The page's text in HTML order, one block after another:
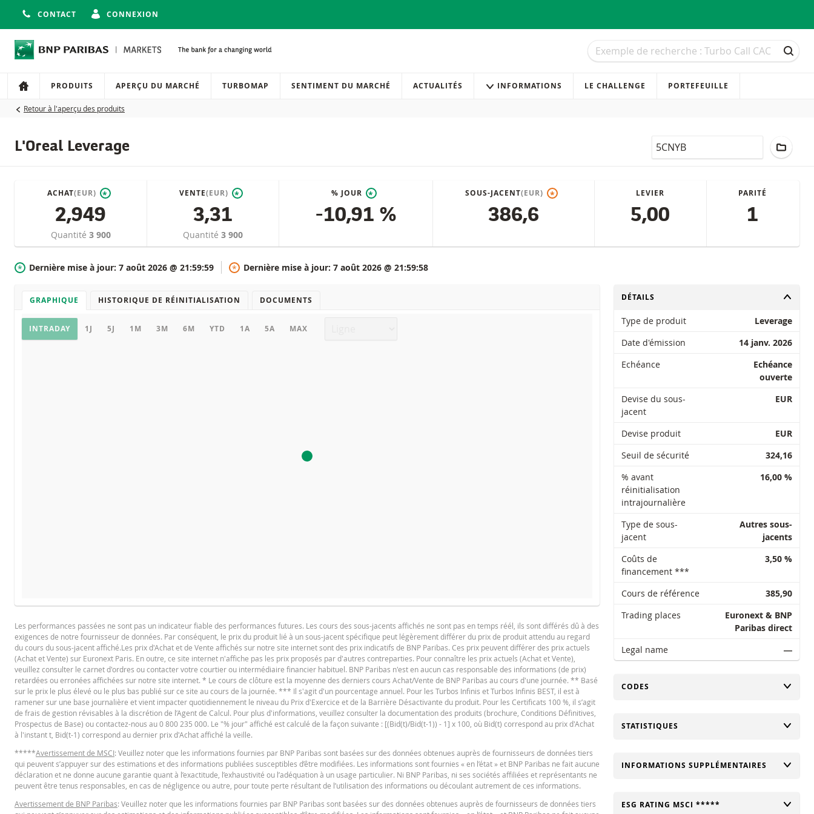
CONTACT CONNEXION
Recherche
Recherche
Navigation
Navigation sur le site
PRODUITS APERÇU DU MARCHÉ TURBOMAP SENTIMENT DU MARCHÉ ACTUALITÉS INFORMATIONS LE CHALLENGE PORTEFEUILLE
Retour à l'aperçu des produits
L'Oreal Leverage LocalCode
ACHAT(EUR) *
2,949
Quantité 3 900
VENTE(EUR) *
3,31
Quantité 3 900
% JOUR *
-10,91 %
SOUS-JACENT(EUR) *
386,6
LEVIER
5,00
PARITÉ
1
* Dernière mise à jour: 7 août 2026 @ 21:59:59 * Dernière mise à jour: 7 août 2026 @ 21:59:58
GRAPHIQUE HISTORIQUE DE RÉINITIALISATION DOCUMENTS
Graphique
INTRADAY 1J 5J 1M 3M 6M YTD 1A 5A MAX
DATE TYPE DE RÉINITIALISATION PRIX DU PRODUIT SEUIL DE SÉCURITÉ
7 août 2026 18:36 journalière 2,89
7 août 2026 17:51
journalière 2,89 324,156
6 août 2026 18:35
journalière 3,07
6 août 2026 17:52
journalière 3,07 327,936
5 août 2026 18:35
journalière 3,01
5 août 2026 17:51
journalière 3,01 326,424
4 août 2026 18:36
journalière 2,97
4 août 2026 17:51
journalière 2,97 325,5
3 août 2026 18:35
journalière 3,06
31 juil. 2026 18:37
journalière 2,96 325,038
FINAL TERMS
Français (France) PDF
CONDITIONS DÉFINITIVES RÉSUMÉ
Français (France) PDF
KEY INFORMATION DOCUMENTS
Les performances passées ne sont pas un indicateur fiable des performances futures. Les cours des sous-jacents affichés ne sont pas en temps réél, ils sont différés dû à des
exigences de notre fournisseur de données. Par conséquent, le prix du produit lié à un sous-jacent spécifique peut légèrement différer du prix de produit attendu au regard
du cours du sous-jacent affiché.Les prix d'Achat et de Vente affichés sur notre site internet sont des prix indicatifs de BNP Paribas. Ces prix peuvent différer des prix actuels
(Achat et Vente) sur Euronext Paris. En outre, ce site internet n'affiche pas les prix proposés par d'autres contreparties. Pour connaître les prix actuels (Achat et Vente),
veuillez consulter le carnet d'ordres ou contacter votre courtier ou intermédiaire financier habituel. BNP Paribas n'est en aucun cas responsable des informations (de prix)
retardées ou erronées affichées sur notre site internet. * Le cours de clôture est la moyenne des derniers cours Achat/Vente de BNP Paribas au cours d'une journée. ** Basé
sur le prix le plus élevé ou le plus bas publié sur ce site au cours de la journée. *** Il s'agit d'un pourcentage annuel. Pour les Turbos Infinis et Turbos Infinis BEST, il est à
ramener sur une base journalière et vient impacter quotidiennement le niveau du Prix d'Exercice et de la Barrière Désactivante du produit. Pour les Certificats 100 %, il s’agit
de frais de gestion révisables à la discrétion de l’Agent de Calcul. Pour plus d'informations, veuillez consulter la documentation des produits (brochure, Conditions Définitives,
Prospectus de Base) ou contactez-nous au 0 800 235 000. Le "% jour" affiché est calculé de la façon suivante : [(Bid(t)/Bid(t-1)) - 1] x 100, où Bid(t) correspond au prix d'Achat
à l'instant t, Bid(t-1) correspond au dernier prix d'Achat affiché la veille.
*****Avertissement de MSCI: Veuillez noter que les informations fournies par BNP Paribas sont basées sur des données obtenues auprès de fournisseurs de données tiers
qui peuvent s’appuyer sur des estimations et des informations publiées susceptibles d’être modifiées. Les informations sont fournies « en l’état » et BNP Paribas ne fait aucune
déclaration et ne donne aucune garantie quant à l’exactitude, l’exhaustivité ou l’adéquation à un usage particulier. Ni BNP Paribas, ni ses sociétés affiliées et représentants ne
peuvent être tenus responsables, en cas de négligence ou autre, pour toute perte résultant de l’utilisation des informations ou découlant autrement de ces informations.
Avertissement de BNP Paribas: Veuillez noter que les informations fournies par BNP Paribas sont basées sur des données obtenues auprès de fournisseurs de données tiers
CHANGER
DÉTAILS
Type de produit
Leverage
Date d'émission
14 janv. 2026
Echéance
Echéance
ouverte
Devise du sous-
jacent
EUR
Devise produit
EUR
Seuil de sécurité
324,16
% avant
réinitialisation
intrajournalière
16,00 %
Type de sous-
jacent
Autres sous-
jacents
Coûts de
financement ***
3,50 %
Cours de référence
385,90
Trading places
Euronext & BNP
Paribas direct
Legal name
―
CHANGER
CODES
CHANGER
STATISTIQUES
CHANGER
INFORMATIONS SUPPLÉMENTAIRES
CHANGER
ESG RATING MSCI *****